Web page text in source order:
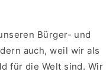
Bürger- und
auch, weil wir als
für die Welt sind. Wir